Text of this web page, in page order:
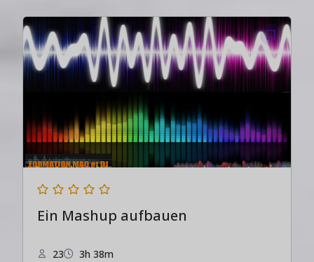
Ein Mashup aufbauen
23 3h 38m